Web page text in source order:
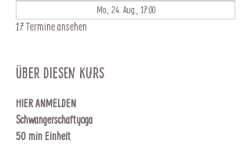
Mo., 24. Aug., 17:00
17 Termine ansehen
Über diesen Kurs
HIER ANMELDEN
Schwangerschaftyoga
50 min Einheit